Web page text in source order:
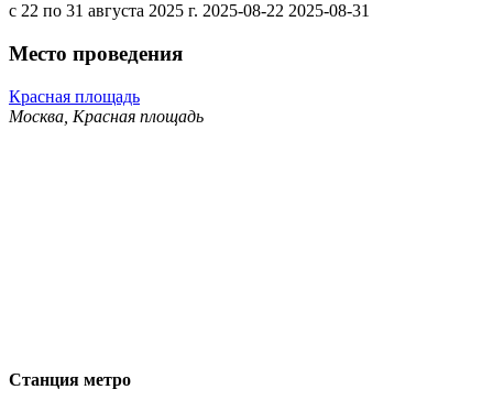
с 22 по 31 августа 2025 г. 2025-08-22 2025-08-31
Место проведения
Красная площадь
Москва, Красная площадь
Станция метро